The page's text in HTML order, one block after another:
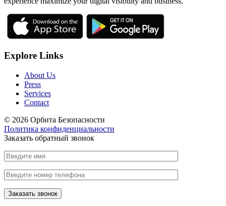
Explore Links
About Us
Press
Services
Contact
© 2026 Орбита Безопасности
Политика конфиденциальности
Заказать обратный звонок